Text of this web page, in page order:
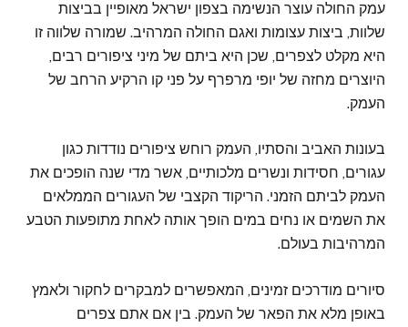
עמק החולה עוצר הנשימה בצפון ישראל מאופיין בביצות
שלוות, ביצות עצומות ואגם החולה המרהיב. שמורה שלווה זו
היא מקלט לצפרים, שכן היא ביתם של מיני ציפורים רבים,
היוצרים מחזה של יופי מרפרף על פני קו הרקיע הרחב של
העמק.
בעונות האביב והסתיו, העמק רוחש ציפורים נודדות כגון
עגורים, חסידות ונשרים מלכותיים, אשר מדי שנה הופכים את
העמק לביתם הזמני. הריקוד הקצבי של העגורים הממלאים
את השמים או נחים במים הופך אותה לאחת מתופעות הטבע
המרהיבות בעולם.
סיורים מודרכים זמינים, המאפשרים למבקרים לחקור ולאמץ
באופן מלא את הפאר של העמק. בין אם אתם צפרים